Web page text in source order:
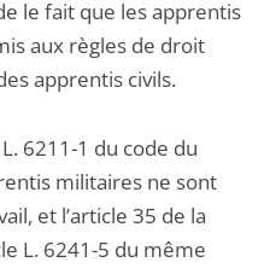
le fait que les apprentis
aux règles de droit
apprentis civils.
6211-1 du code du
militaires ne sont
et l’article 35 de la
L. 6241-5 du même